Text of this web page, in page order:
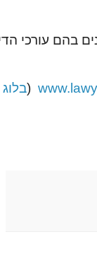
בהם עורכי
(בלוג